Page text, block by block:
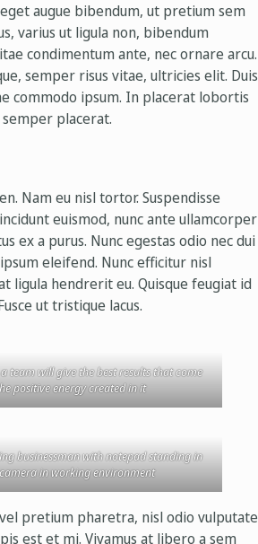
augue bibendum, ut pretium sem
varius ut ligula non, bibendum
condimentum ante, nec ornare arcu.
semper risus vitae, ultricies elit. Duis
commodo ipsum. In placerat lobortis
placerat.
Nam eu nisl tortor. Suspendisse
euismod, nunc ante ullamcorper
ex a purus. Nunc egestas odio nec dui
eleifend. Nunc efficitur nisl
ligula hendrerit eu. Quisque feugiat id
ut tristique lacus.
team will give the best results that come
positive energy created in it
businessman with notepad standing in
in working environment
pretium pharetra, nisl odio vulputate
est et mi. Vivamus at libero a sem